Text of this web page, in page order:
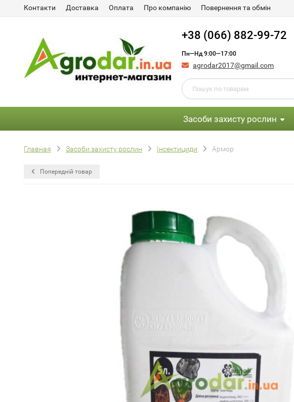
Контакти Доставка Оплата Про компанію Повернення та обмін
+38 (066) 882-99-72
Пн—Нд 9:00—17:00
agrodar2017@gmail.com
Засоби захисту рослин
Главная Засоби захисту рослин Інсектициди Армор
Попередній товар